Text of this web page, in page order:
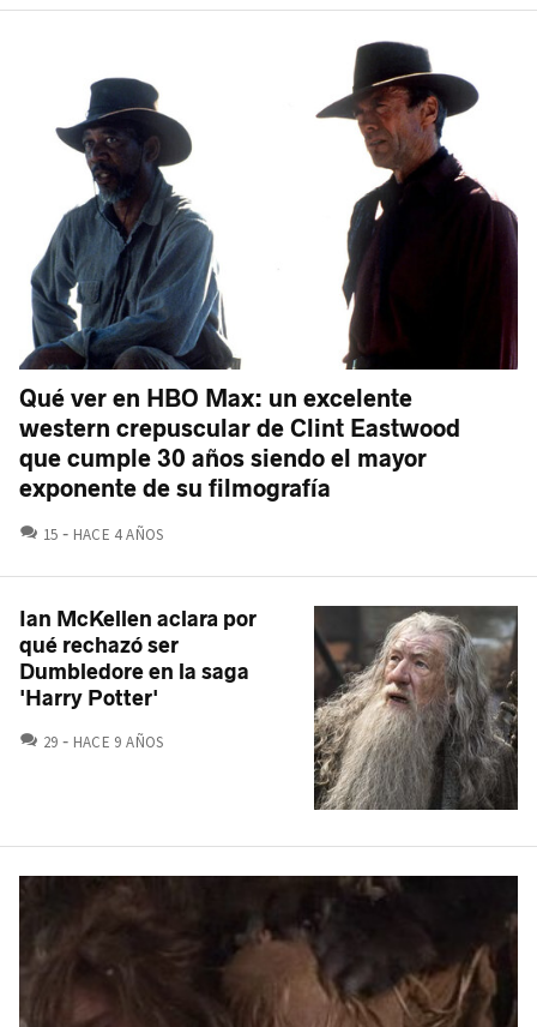
Qué ver en HBO Max: un excelente
western crepuscular de Clint Eastwood
que cumple 30 años siendo el mayor
exponente de su filmografía
15 COMENTARIOS
HACE 4 AÑOS
Ian McKellen aclara por
qué rechazó ser
Dumbledore en la saga
'Harry Potter'
29 COMENTARIOS
HACE 9 AÑOS